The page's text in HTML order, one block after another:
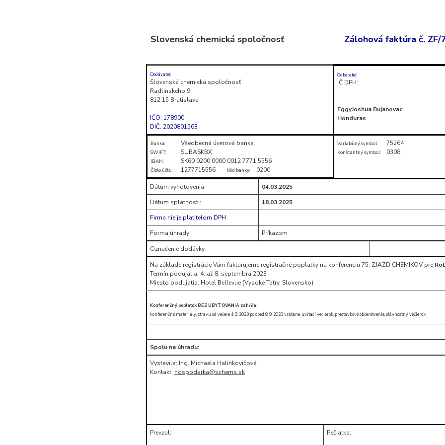
Slovenská chemická spoločnosť Zálohová faktúra č. ZF/
Dodávateľ:
Slovenská chemická spoločnosť
Radlinského 9
812 15 Bratislava
IČO: 178900
DIČ: 2020801563
Odberateľ:
IČ DPH:
EggyJoshua Bujanovac
Honduras
Banka: Všeobecná úverová banka
SWIFT: SUBASKBX
IBAN: SK60 0200 0000 0012 7771 5556
Číslo účtu: 1277715556 Kód banky: 0200
Variabilný symbol: 75264
Konštantný symbol: 0308
Dátum vyhotovenia
04.03.2025
Dátum splatnosti:
18.03.2025
Firma nie je platiteľom DPH
Forma úhrady
Príkazom
Označenie dodávky
Na základe registrácie Vám fakturujeme registračné poplatky na konferenciu 75. ZJAZD CHEMIKOV pre
Termín podujatia: 4. až 8. septembra 2023
Miesto podujatia: Hotel Bellevue (Vysoké Tatry, Slovensko)
Konferenčný poplatok BEZ UBYTOVANIA zahŕňa:
konferenčné materiály, stravu od večere 4. 9. 2023 po obed 8. 9. 2023 vrátane, uvítací večierok, prestávkové občerstvenie, slávnostný večierok.
Spolu na úhradu:
Vystavila: Ing. Michaela Halinkovičová
Kontakt: hospodarka@schems.sk
Prevzal: Pečiatka: